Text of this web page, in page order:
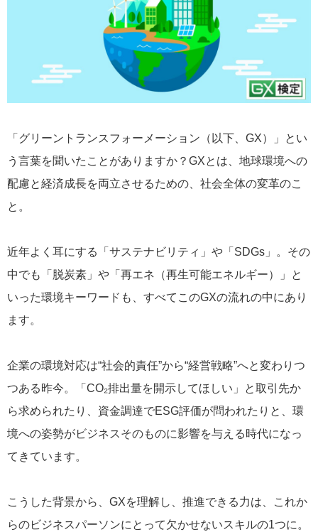
「グリーントランスフォーメーション（以下、GX）」とい
う言葉を聞いたことがありますか？GXとは、地球環境への
配慮と経済成長を両立させるための、社会全体の変革のこ
と。
近年よく耳にする「サステナビリティ」や「SDGs」。その
中でも「脱炭素」や「再エネ（再生可能エネルギー）」と
いった環境キーワードも、すべてこのGXの流れの中にあり
ます。
企業の環境対応は“社会的責任”から“経営戦略”へと変わりつ
つある昨今。「CO₂排出量を開示してほしい」と取引先か
ら求められたり、資金調達でESG評価が問われたりと、環
境への姿勢がビジネスそのものに影響を与える時代になっ
てきています。
こうした背景から、GXを理解し、推進できる力は、これか
らのビジネスパーソンにとって欠かせないスキルの1つに。